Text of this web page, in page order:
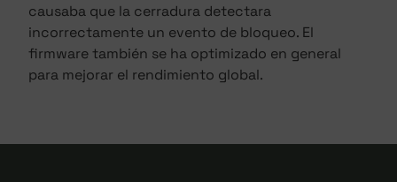
causaba que la cerradura detectara
incorrectamente un evento de bloqueo. El
firmware también se ha optimizado en general
para mejorar el rendimiento global.